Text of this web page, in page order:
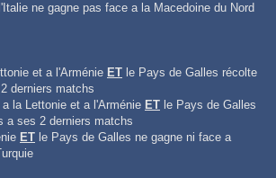
l'Italie ne gagne pas face a la Macedoine du Nord
et a l'Arménie ET le Pays de Galles récolte
derniers matchs
la Lettonie et a l'Arménie ET le Pays de Galles
a ses 2 derniers matchs
ET le Pays de Galles ne gagne ni face a